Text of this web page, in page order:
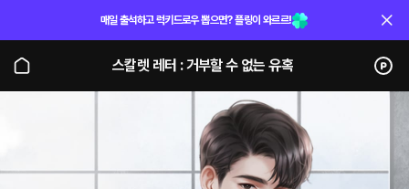
매일 출석하고 럭키드로우 뽑으면? 플링이 와르르!
스칼렛 레터 : 거부할 수 없는 유혹